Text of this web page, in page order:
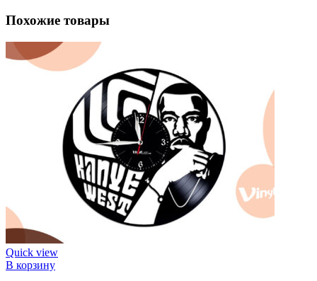
Похожие товары
Quick view
В корзину